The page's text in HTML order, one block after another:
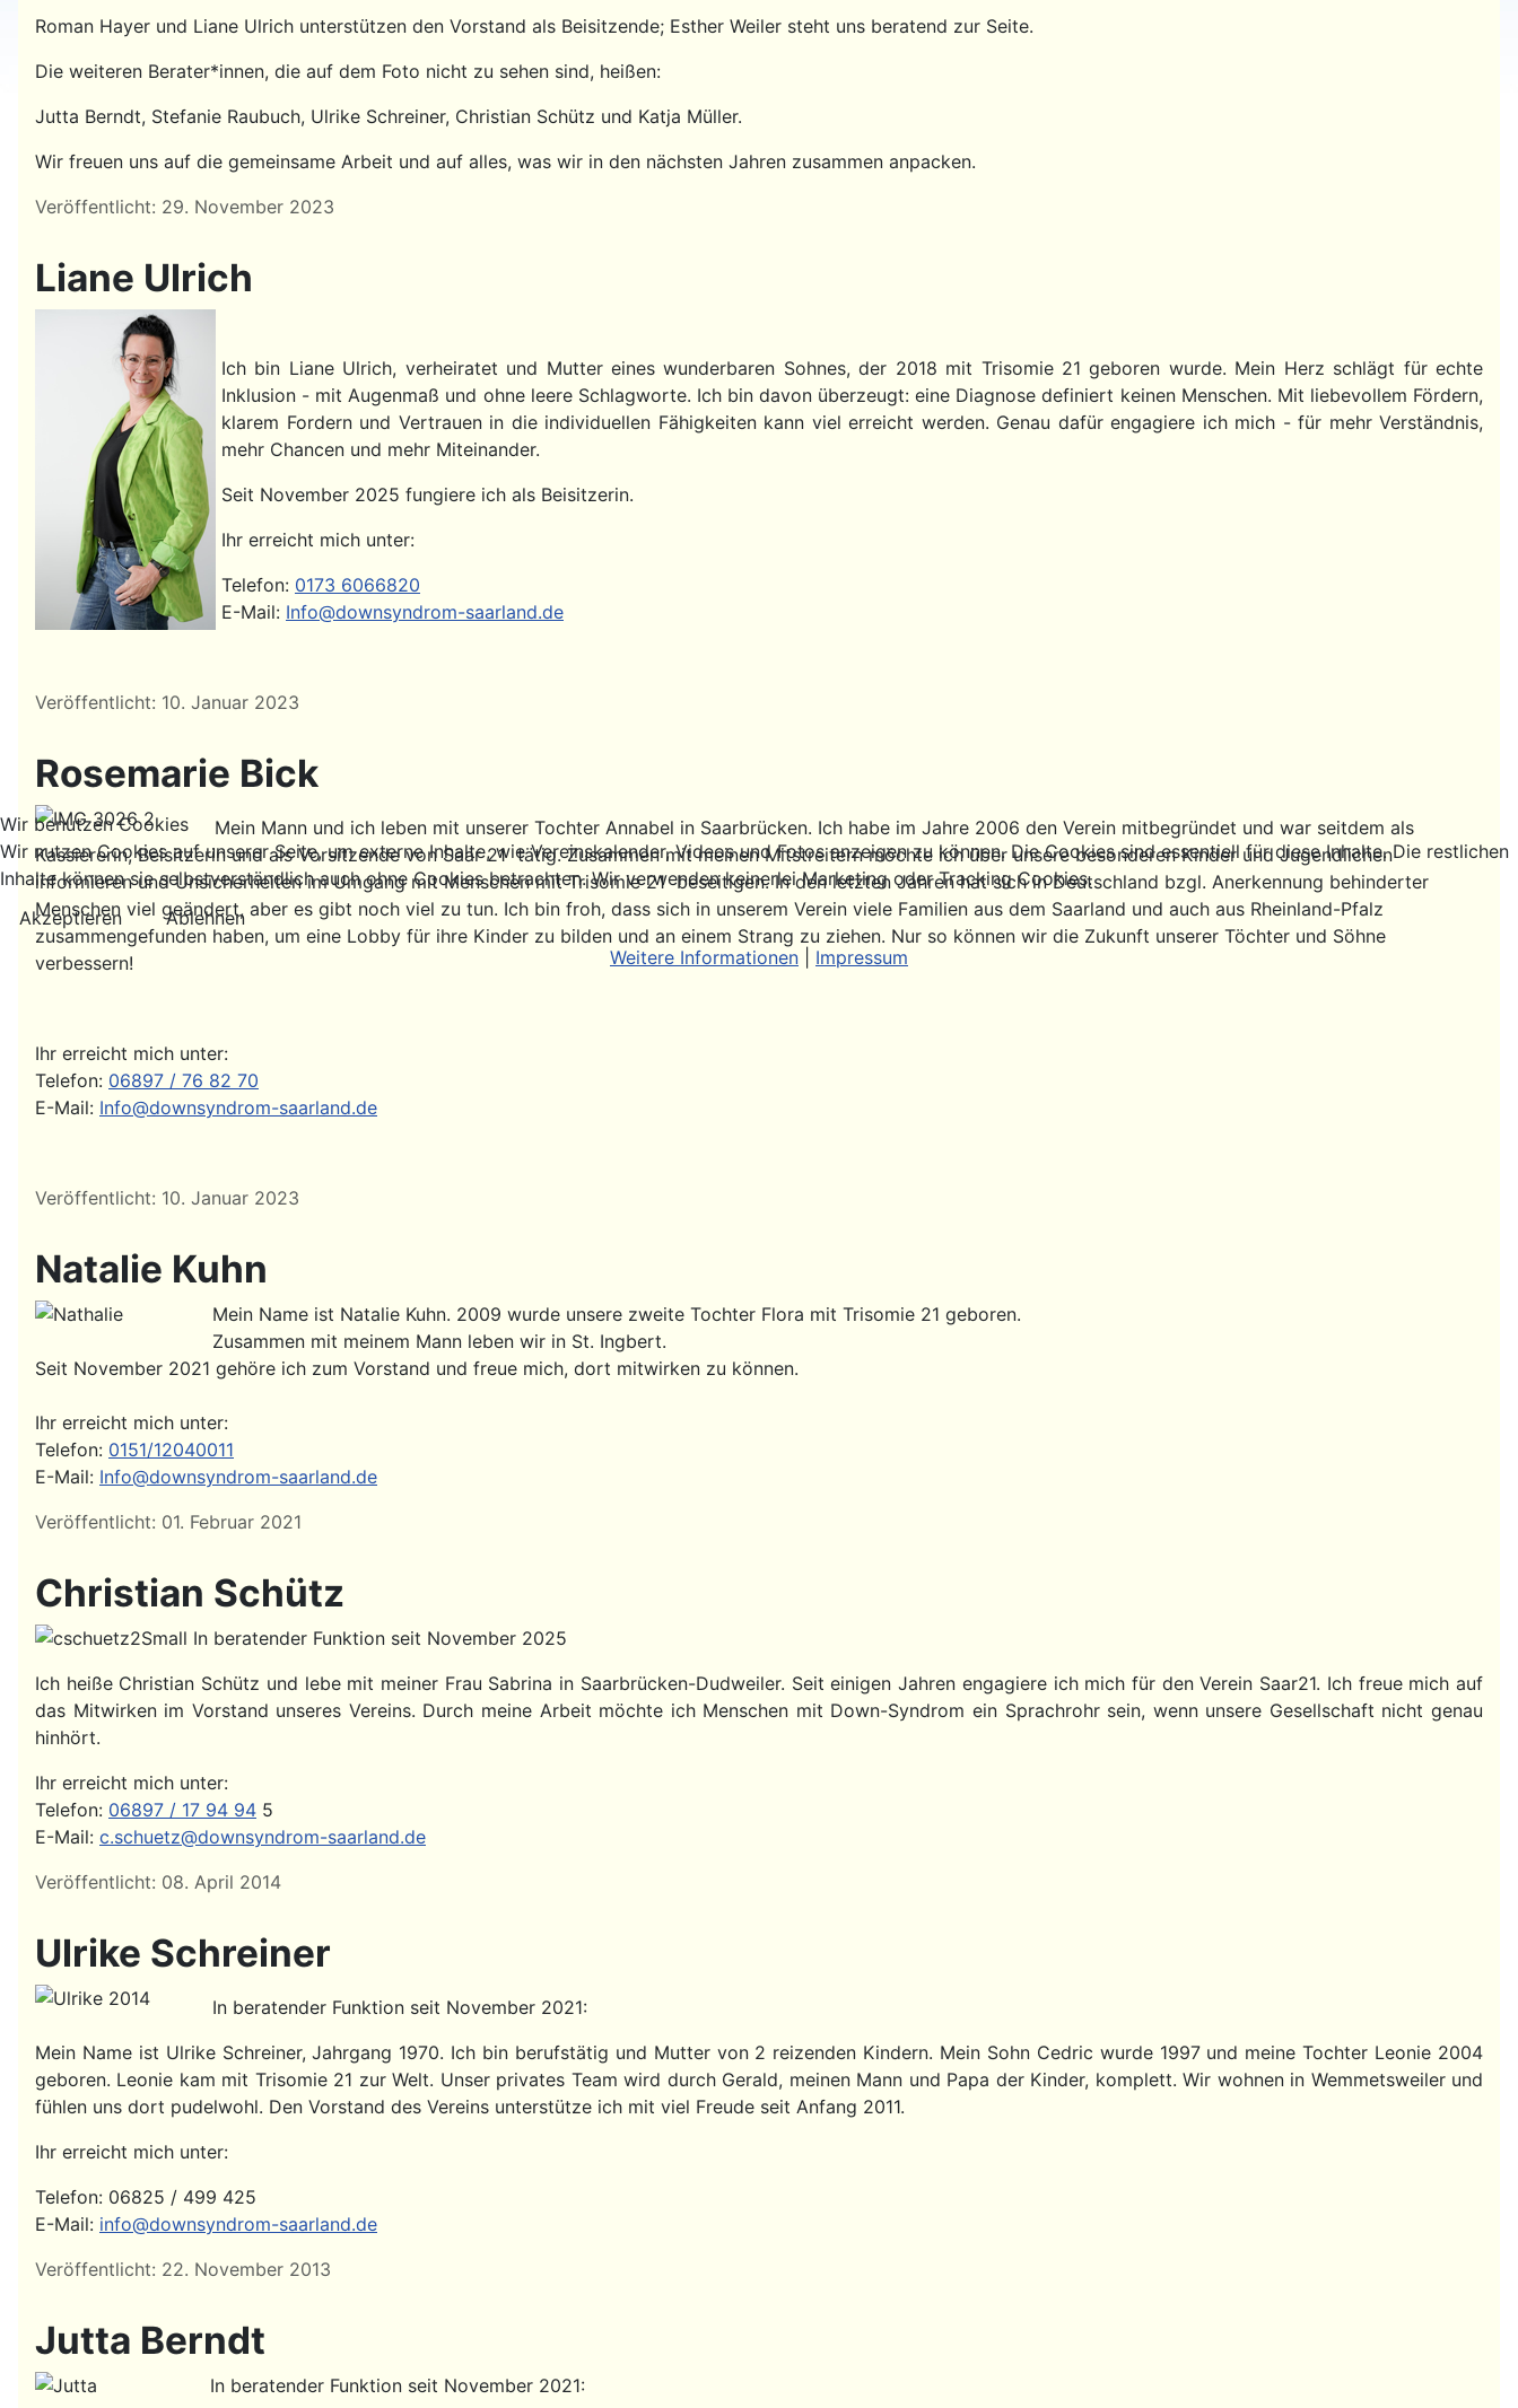
Roman Hayer und Liane Ulrich unterstützen den Vorstand als Beisitzende; Esther Weiler steht uns beratend zur Seite.
Die weiteren Berater*innen, die auf dem Foto nicht zu sehen sind, heißen:
Jutta Berndt, Stefanie Raubuch, Ulrike Schreiner, Christian Schütz und Katja Müller.
Wir freuen uns auf die gemeinsame Arbeit und auf alles, was wir in den nächsten Jahren zusammen anpacken.
Details
Veröffentlicht: 29. November 2023
Liane Ulrich
Ich bin Liane Ulrich, verheiratet und Mutter eines wunderbaren Sohnes, der 2018 mit Trisomie 21 geboren wurde. Mein Herz schlägt für echte
Inklusion - mit Augenmaß und ohne leere Schlagworte. Ich bin davon überzeugt: eine Diagnose definiert keinen Menschen. Mit liebevollem Fördern,
klarem Fordern und Vertrauen in die individuellen Fähigkeiten kann viel erreicht werden. Genau dafür engagiere ich mich - für mehr Verständnis,
mehr Chancen und mehr Miteinander.
Seit November 2025 fungiere ich als Beisitzerin.
Ihr erreicht mich unter:
Telefon: 0173 6066820
E-Mail: Info@downsyndrom-saarland.de
Details
Veröffentlicht: 10. Januar 2023
Rosemarie Bick
Mein Mann und ich leben mit unserer Tochter Annabel in Saarbrücken. Ich habe im Jahre 2006 den Verein mitbegründet und war seitdem als
Kassiererin, Beisitzerin und als Vorsitzende von Saar 21 tätig. Zusammen mit meinen Mitstreitern möchte ich über unsere besonderen Kinder und Jugendlichen
informieren und Unsicherheiten im Umgang mit Menschen mit Trisomie 21 beseitigen. In den letzten Jahren hat sich in Deutschland bzgl. Anerkennung behinderter
Menschen viel geändert, aber es gibt noch viel zu tun. Ich bin froh, dass sich in unserem Verein viele Familien aus dem Saarland und auch aus Rheinland-Pfalz
zusammengefunden haben, um eine Lobby für ihre Kinder zu bilden und an einem Strang zu ziehen. Nur so können wir die Zukunft unserer Töchter und Söhne
verbessern!
Ihr erreicht mich unter:
Telefon: 06897 / 76 82 70
E-Mail: Info@downsyndrom-saarland.de
Details
Veröffentlicht: 10. Januar 2023
Natalie Kuhn
Mein Name ist Natalie Kuhn. 2009 wurde unsere zweite Tochter Flora mit Trisomie 21 geboren.
Zusammen mit meinem Mann leben wir in St. Ingbert.
Seit November 2021 gehöre ich zum Vorstand und freue mich, dort mitwirken zu können.
Ihr erreicht mich unter:
Telefon: 0151/12040011
E-Mail: Info@downsyndrom-saarland.de
Details
Veröffentlicht: 01. Februar 2021
Christian Schütz
In beratender Funktion seit November 2025
Ich heiße Christian Schütz und lebe mit meiner Frau Sabrina in Saarbrücken-Dudweiler. Seit einigen Jahren engagiere ich mich für den Verein Saar21. Ich freue mich auf
das Mitwirken im Vorstand unseres Vereins. Durch meine Arbeit möchte ich Menschen mit Down-Syndrom ein Sprachrohr sein, wenn unsere Gesellschaft nicht genau
hinhört.
Ihr erreicht mich unter:
Telefon: 06897 / 17 94 94 5
E-Mail: c.schuetz@downsyndrom-saarland.de
Details
Veröffentlicht: 08. April 2014
Ulrike Schreiner
In beratender Funktion seit November 2021:
Mein Name ist Ulrike Schreiner, Jahrgang 1970. Ich bin berufstätig und Mutter von 2 reizenden Kindern. Mein Sohn Cedric wurde 1997 und meine Tochter Leonie 2004
geboren. Leonie kam mit Trisomie 21 zur Welt. Unser privates Team wird durch Gerald, meinen Mann und Papa der Kinder, komplett. Wir wohnen in Wemmetsweiler und
fühlen uns dort pudelwohl. Den Vorstand des Vereins unterstütze ich mit viel Freude seit Anfang 2011.
Ihr erreicht mich unter:
Telefon: 06825 / 499 425
E-Mail: info@downsyndrom-saarland.de
Details
Veröffentlicht: 22. November 2013
Jutta Berndt
In beratender Funktion seit November 2021:
Wir benutzen Cookies
Wir nutzen Cookies auf unserer Seite, um externe Inhalte, wie Vereinskalender, Videos und Fotos anzeigen zu können. Die Cookies sind essentiell für diese Inhalte. Die restlichen
Inhalte können sie selbstverständlich auch ohne Cookies betrachten. Wir verwenden keinerlei Marketing oder Tracking Cookies.
Akzeptieren
Ablehnen
Weitere Informationen
Impressum